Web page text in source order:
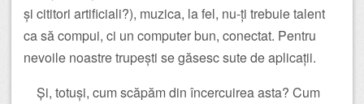
și cititori artificiali?), muzica, la fel, nu-ți trebuie talent
ca să compui, ci un computer bun, conectat. Pentru
nevoile noastre trupești se găsesc sute de aplicații.
Și, totuși, cum scăpăm din încercuirea asta? Cum